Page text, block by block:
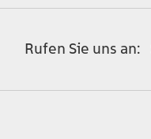
Rufen Sie uns an: